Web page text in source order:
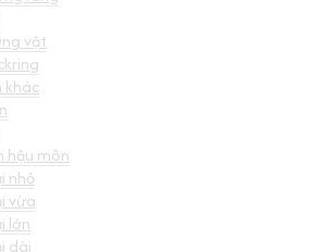
vật
khác
hậu môn
nhỏ
vừa
lớn
dài